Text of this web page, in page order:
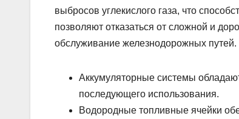
выбросов углекислого газа, что
позволяют отказаться от сложной и
обслуживание железнодорожных путей.
Аккумуляторные системы
последующего использования.
Водородные топливные ячейки